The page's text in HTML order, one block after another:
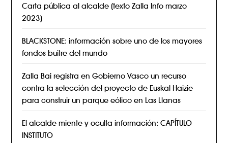
Carta pública al alcalde (texto Zalla Info marzo
2023)
BLACKSTONE: información sobre uno de los mayores
fondos buitre del mundo
Zalla Bai registra en Gobierno Vasco un recurso
contra la selección del proyecto de Euskal Haizie
para construir un parque eólico en Las Llanas
El alcalde miente y oculta información: CAPÍTULO
INSTITUTO